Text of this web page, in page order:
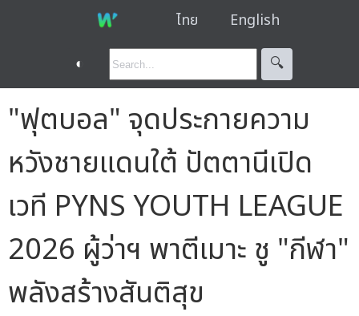
ไทย English
◐ 🔍︎
"ฟุตบอล" จุดประกายความ
หวังชายแดนใต้ ปัตตานีเปิด
เวที PYNS YOUTH LEAGUE
2026 ผู้ว่าฯ พาตีเมาะ ชู "กีฬา"
พลังสร้างสันติสุข